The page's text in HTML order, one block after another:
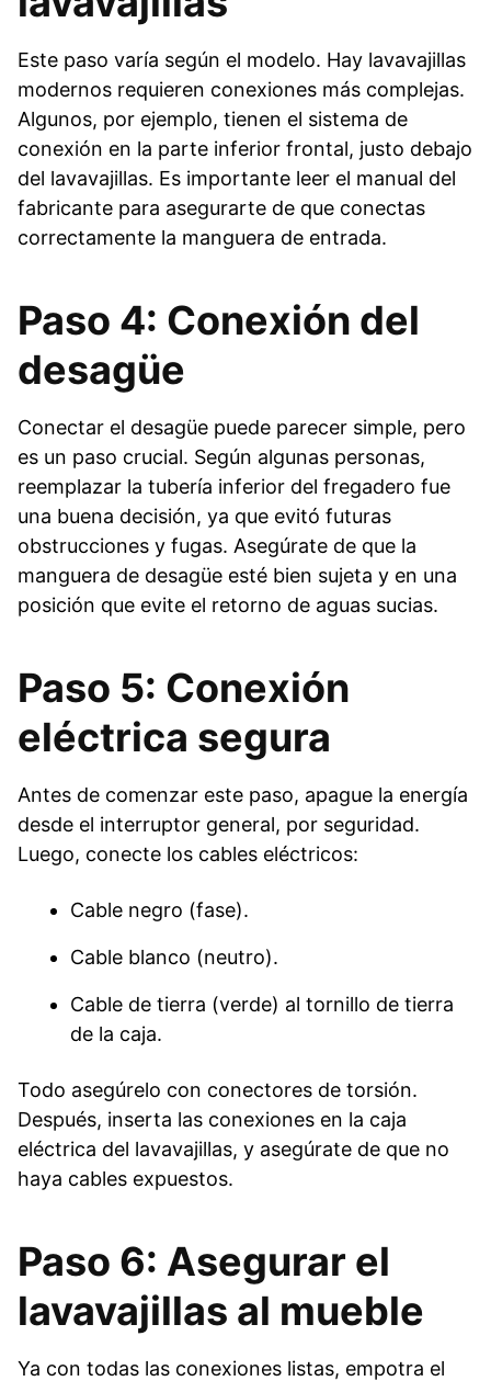
Este paso varía según el modelo. Hay lavavajillas
modernos requieren conexiones más complejas.
Algunos, por ejemplo, tienen el sistema de
conexión en la parte inferior frontal, justo debajo
del lavavajillas. Es importante leer el manual del
fabricante para asegurarte de que conectas
correctamente la manguera de entrada.
Paso 4: Conexión del
desagüe
Conectar el desagüe puede parecer simple, pero
es un paso crucial. Según algunas personas,
reemplazar la tubería inferior del fregadero fue
una buena decisión, ya que evitó futuras
obstrucciones y fugas. Asegúrate de que la
manguera de desagüe esté bien sujeta y en una
posición que evite el retorno de aguas sucias.
Paso 5: Conexión
eléctrica segura
Antes de comenzar este paso, apague la energía
desde el interruptor general, por seguridad.
Luego, conecte los cables eléctricos:
Cable negro (fase).
Cable blanco (neutro).
Cable de tierra (verde) al tornillo de tierra
de la caja.
Todo asegúrelo con conectores de torsión.
Después, inserta las conexiones en la caja
eléctrica del lavavajillas, y asegúrate de que no
haya cables expuestos.
Paso 6: Asegurar el
lavavajillas al mueble
Ya con todas las conexiones listas, empotra el